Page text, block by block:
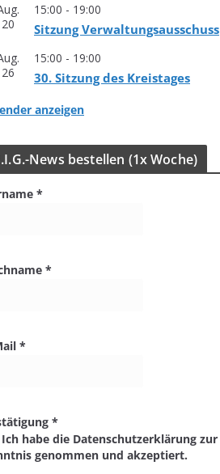
20
15:00 - 19:00
Sit­zung Verwaltungsausschuss
26
15:00 - 19:00
30. Sit­zung des Kreistages
anzeigen
News bestel­len (1x Woche)
*
*
*
*
Ich habe die Datenschutzerklärung zur
genommen und akzeptiert.